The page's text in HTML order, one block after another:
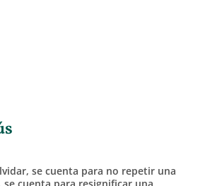
se cuenta para no repetir una